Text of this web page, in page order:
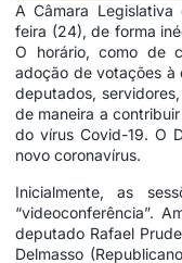
A Câmara
feira (24), de forma
O horário, como de
adoção de votações à
deputados,
de maneira a
do vírus Covid-19. O
novo coronavírus.
Inicialmente, as
“videoconferência”.
deputado Rafael
Delmasso